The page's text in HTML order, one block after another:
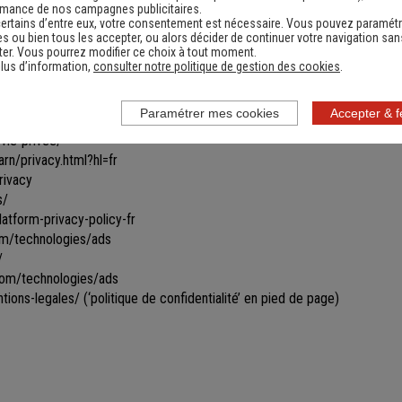
toutes ou certaines parties du site.
informations ne seront remises à jour qu'après s'être reconnecté sur
par le biais de cookies gérés par un partenaire. Les
des bannières personnalisées vous proposant des produits
type de bannières apparaître et/ou obtenir davantage
privee/
privacy.html?hl=fr
privacy-policy-fr
technologies/ads
technologies/ads
legales/ (‘politique de confidentialité’ en pied de page)
de nos campagnes publicitaires.
d’entre eux, votre consentement est nécessaire. Vous pouvez
ou bien tous les accepter, ou alors décider de continuer votre navigation
Vous pourrez modifier ce choix à tout moment.
d’information, consulter notre politique de gestion des cookies.
Accepter &
Paramétrer mes cookies